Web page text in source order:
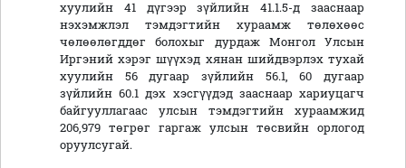
хуулийн 41 дүгээр зүйлийн 41.1.5-д зааснаар
нэхэмжлэл тэмдэгтийн хураамж төлөхөөс
чөлөөлөгддөг болохыг дурдаж Монгол Улсын
Иргэний хэрэг шүүхэд хянан шийдвэрлэх тухай
хуулийн 56 дугаар зүйлийн 56.1, 60 дугаар
зүйлийн 60.1 дэх хэсгүүдэд зааснаар хариуцагч
байгууллагаас улсын тэмдэгтийн хураамжид
206,979 төгрөг гаргаж улсын төсвийн орлогод
оруулсугай.